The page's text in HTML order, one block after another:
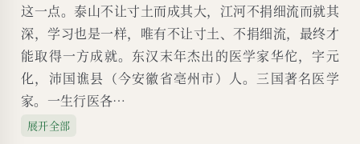
这一点。泰山不让寸土而成其大，江河不捐细流而就其
深，学习也是一样，唯有不让寸土、不捐细流，最终才
能取得一方成就。东汉末年杰出的医学家华佗，字元
化，沛国谯县（今安徽省亳州市）人。三国著名医学
家。一生行医各…
展开全部